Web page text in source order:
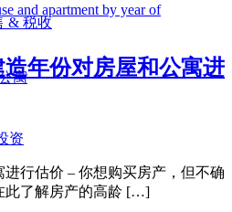
& 税收
寓年份对房屋和公寓进
资
行估价 – 你想购买房产，但不确
此了解房产的高龄 […]